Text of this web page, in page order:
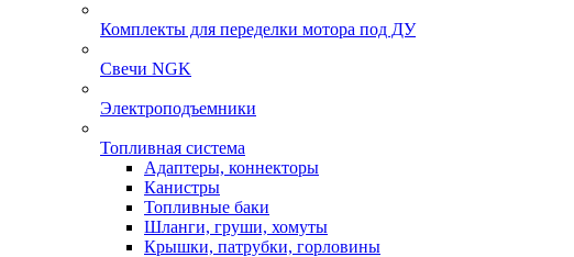
Комплекты для переделки мотора под ДУ
Свечи NGK
Электроподъемники
Топливная система
Адаптеры, коннекторы
Канистры
Топливные баки
Шланги, груши, хомуты
Крышки, патрубки, горловины